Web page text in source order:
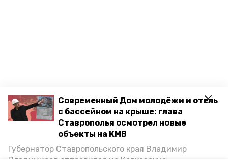
Современный Дом молодёжи и отель
с бассейном на крыше: глава
Ставрополья осмотрел новые
объекты на КМВ
Губернатор Ставропольского края Владимир
Владимиров отправился на Кавказские